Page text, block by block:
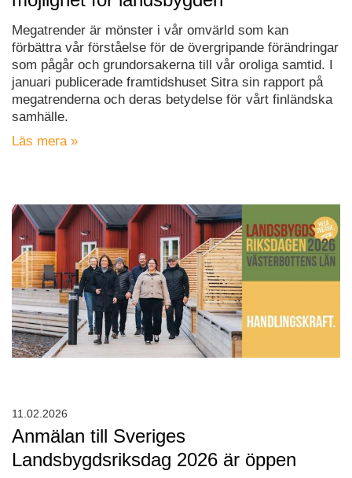
Megatrender är mönster i vår omvärld som kan
förbättra vår förståelse för de övergripande förändringar
som pågår och grundorsakerna till vår oroliga samtid. I
januari publicerade framtidshuset Sitra sin rapport på
megatrenderna och deras betydelse för vårt finländska
samhälle.
Läs mera »
Anmälan till Sveriges
Landsbygdsriksdag 2026 är öppen
11.02.2026